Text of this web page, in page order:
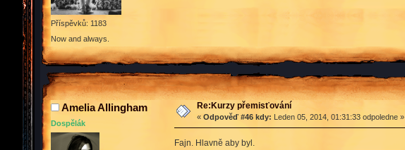
Příspěvků: 1183
Now and always.
Amelia Allingham
Dospělák
Re:Kurzy přemisťování
« Odpověď #46 kdy: Leden 05, 2014, 01:31:33 odpoledne »
Fajn. Hlavně aby byl.